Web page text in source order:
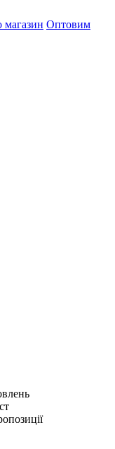
магазин Оптовим